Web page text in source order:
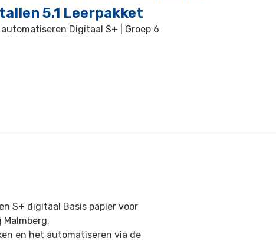
5.1 Leerpakket
Digitaal S+ | Groep 6
S+ digitaal Basis papier voor
en het automatiseren via de